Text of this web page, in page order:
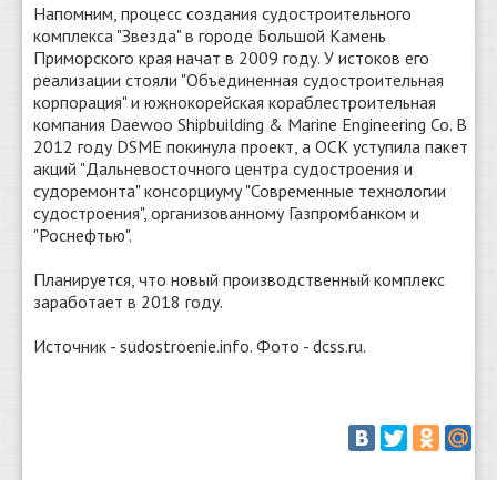
Напомним, процесс создания судостроительного
комплекса "Звезда" в городе Большой Камень
Приморского края начат в 2009 году. У истоков его
реализации стояли "Объединенная судостроительная
корпорация" и южнокорейская кораблестроительная
компания Daewoo Shipbuilding & Marine Engineering Co. В
2012 году DSME покинула проект, а ОСК уступила пакет
акций "Дальневосточного центра судостроения и
судоремонта" консорциуму "Современные технологии
судостроения", организованному Газпромбанком и
"Роснефтью".
Планируется, что новый производственный комплекс
заработает в 2018 году.
Источник - sudostroenie.info. Фото - dcss.ru.